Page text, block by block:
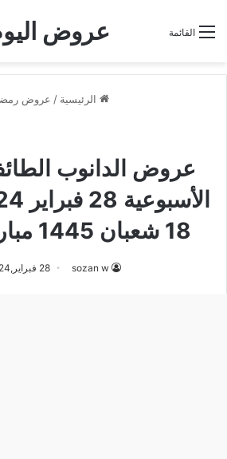
عروض القائمة
الرئيسية / عروض
عروض الدانوب
18 شعبان 1445 مبارك رمضان
sozan w 28 فبراير,2024